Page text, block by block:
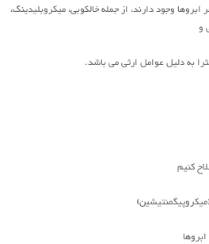
وجود دارند، از جمله خالکوبی، میکروبلیدینگ،
و
به دلیل عوامل ارثی می باشد.
کنیم